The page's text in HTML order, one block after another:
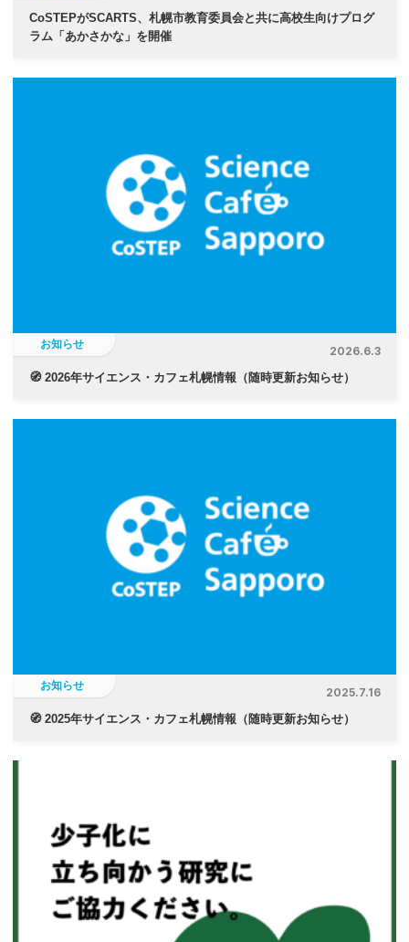
CoSTEPがSCARTS、札幌市教育委員会と共に高校生向けプログ
ラム「あかさかな」を開催
お知らせ
2026.6.3
🧭 2026年サイエンス・カフェ札幌情報（随時更新お知らせ）
お知らせ
2025.7.16
🧭 2025年サイエンス・カフェ札幌情報（随時更新お知らせ）